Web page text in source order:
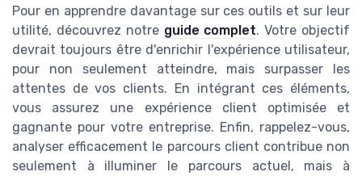
Pour en apprendre davantage sur ces outils et sur leur
utilité, découvrez notre guide complet. Votre objectif
devrait toujours être d'enrichir l'expérience utilisateur,
pour non seulement atteindre, mais surpasser les
attentes de vos clients. En intégrant ces éléments,
vous assurez une expérience client optimisée et
gagnante pour votre entreprise. Enfin, rappelez-vous,
analyser efficacement le parcours client contribue non
seulement à illuminer le parcours actuel, mais à